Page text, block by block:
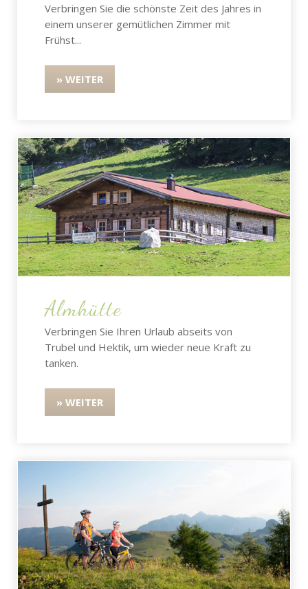
Verbringen Sie die schönste Zeit des Jahres in
einem unserer gemütlichen Zimmer mit
Frühst...
» WEITER
Almhütte
Verbringen Sie Ihren Urlaub abseits von
Trubel und Hektik, um wieder neue Kraft zu
tanken.
» WEITER